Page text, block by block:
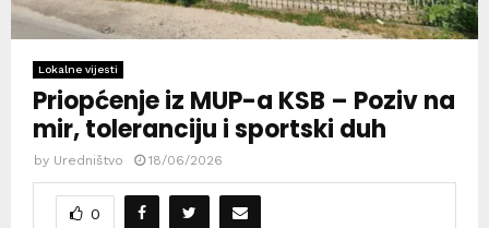
Lokalne vijesti
Priopćenje iz MUP-a KSB – Poziv na
mir, toleranciju i sportski duh
by Uredništvo 18/06/2026
0